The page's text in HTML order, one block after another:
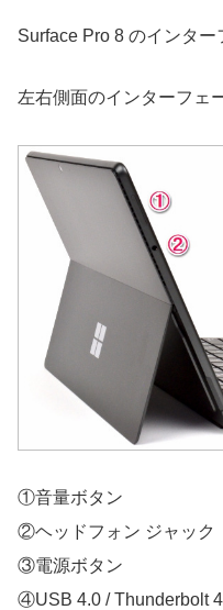
Surface Pro 8 のインター
左右側面のインターフェ
①音量ボタン
②ヘッドフォン ジャック
③電源ボタン
④USB 4.0 / Thunderbolt